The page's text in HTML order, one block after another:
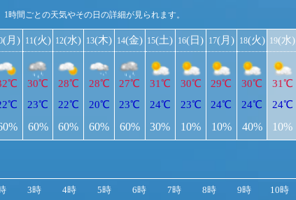
時間ごとの天気やその日の詳細が見られます。
(月) 11(火)
30℃
23℃
60%
12(水)
28℃
22℃
60%
13(木)
28℃
20℃
60%
14(金)
27℃
23℃
60%
15(土)
31℃
24℃
30%
16(日)
30℃
23℃
10%
17(月)
29℃
24℃
10%
18(火)
30℃
24℃
40%
19(水)
31℃
24℃
10%
3時 4時 5時 6時 7時 8時 9時 10時